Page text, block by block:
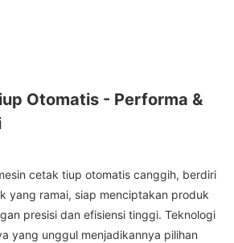
Otomatis - Performa &
cetak tiup otomatis canggih, berdiri
yang ramai, siap menciptakan produk
presisi dan efisiensi tinggi. Teknologi
yang unggul menjadikannya pilihan